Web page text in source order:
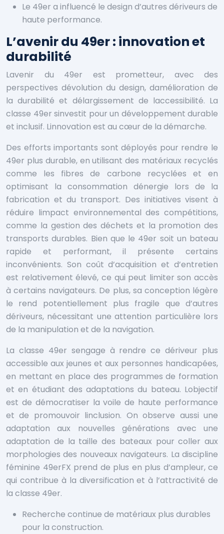
Le 49er a influencé le design d’autres dériveurs de
haute performance.
L’avenir du 49er : innovation et
durabilité
Lavenir du 49er est prometteur, avec des
perspectives dévolution du design, damélioration de
la durabilité et délargissement de laccessibilité. La
classe 49er sinvestit pour un développement durable
et inclusif. Linnovation est au cœur de la démarche.
Des efforts importants sont déployés pour rendre le
49er plus durable, en utilisant des matériaux recyclés
comme les fibres de carbone recyclées et en
optimisant la consommation dénergie lors de la
fabrication et du transport. Des initiatives visent à
réduire limpact environnemental des compétitions,
comme la gestion des déchets et la promotion des
transports durables. Bien que le 49er soit un bateau
rapide et performant, il présente certains
inconvénients. Son coût d’acquisition et d’entretien
est relativement élevé, ce qui peut limiter son accès
à certains navigateurs. De plus, sa conception légère
le rend potentiellement plus fragile que d’autres
dériveurs, nécessitant une attention particulière lors
de la manipulation et de la navigation.
La classe 49er sengage à rendre ce dériveur plus
accessible aux jeunes et aux personnes handicapées,
en mettant en place des programmes de formation
et en étudiant des adaptations du bateau. Lobjectif
est de démocratiser la voile de haute performance
et de promouvoir linclusion. On observe aussi une
adaptation aux nouvelles générations avec une
adaptation de la taille des bateaux pour coller aux
morphologies des nouveaux navigateurs. La discipline
féminine 49erFX prend de plus en plus d’ampleur, ce
qui contribue à la diversification et à l’attractivité de
la classe 49er.
Recherche continue de matériaux plus durables
pour la construction.